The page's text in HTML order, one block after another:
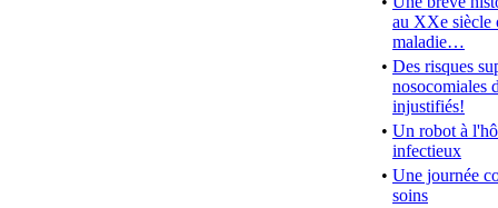
au XXe siècle
maladie…
• Des risques
nosocomiales
injustifiés!
• Un robot à
infectieux
• Une journée
soins